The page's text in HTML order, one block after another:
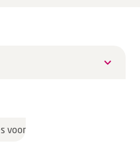
voor